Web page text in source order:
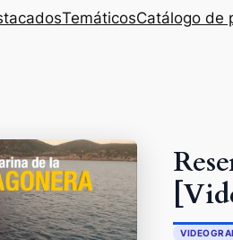
TemáticosCatálogo de